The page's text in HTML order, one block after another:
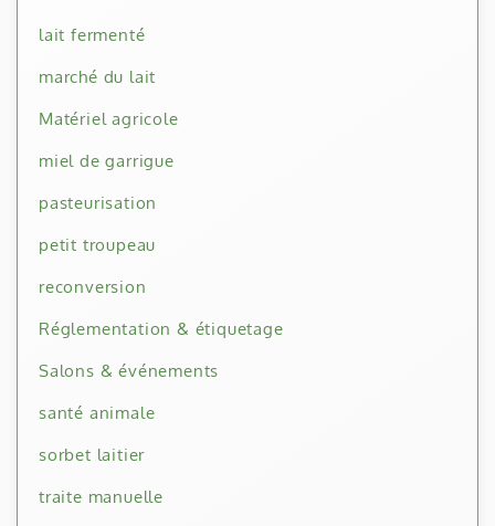
lait fermenté
marché du lait
Matériel agricole
miel de garrigue
pasteurisation
petit troupeau
reconversion
Réglementation & étiquetage
Salons & événements
santé animale
sorbet laitier
traite manuelle